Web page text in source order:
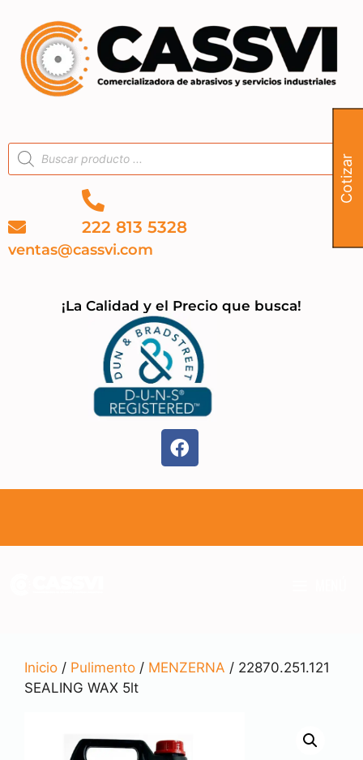
222 813 5328
¡La Calidad y el Precio que busca!
ventas@cassvi.com
Inicio / Pulimento / MENZERNA / 22870.251.121
SEALING WAX 5lt
Cotizar